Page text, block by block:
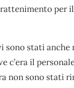
per
sono stati
c’era il
non sono stati